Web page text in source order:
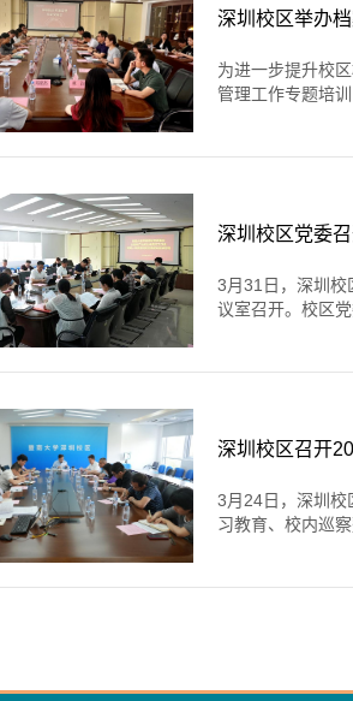
深圳校区举办
为进一步提升校
管理工作专题培
深圳校区党委
3月31日，深圳校
议室召开。校区
深圳校区召开
3月24日，深圳校
习教育、校内巡